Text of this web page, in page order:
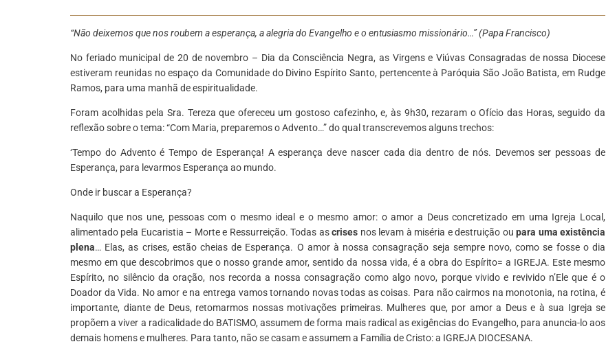
“Não deixemos que nos roubem a esperança, a alegria do Evangelho e o entusiasmo missionário…” (Papa Francisco)
No feriado municipal de 20 de novembro – Dia da Consciência Negra, as Virgens e Viúvas Consagradas de nossa Diocese
estiveram reunidas no espaço da Comunidade do Divino Espírito Santo, pertencente à Paróquia São João Batista, em Rudge
Ramos, para uma manhã de espiritualidade.
Foram acolhidas pela Sra. Tereza que ofereceu um gostoso cafezinho, e, às 9h30, rezaram o Ofício das Horas, seguido da
reflexão sobre o tema: “Com Maria, preparemos o Advento…” do qual transcrevemos alguns trechos:
‘Tempo do Advento é Tempo de Esperança! A esperança deve nascer cada dia dentro de nós. Devemos ser pessoas de
Esperança, para levarmos Esperança ao mundo.
Onde ir buscar a Esperança?
Naquilo que nos une, pessoas com o mesmo ideal e o mesmo amor: o amor a Deus concretizado em uma Igreja Local,
alimentado pela Eucaristia – Morte e Ressurreição. Todas ascrises nos levam à miséria e destruição oupara uma existência
plena… Elas, as crises, estão cheias de Esperança. O amor à nossa consagração seja sempre novo, como se fosse o dia
mesmo em que descobrimos que o nosso grande amor, sentido da nossa vida, é a obra do Espírito= a IGREJA. Este mesmo
Espírito, no silêncio da oração, nos recorda a nossa consagração como algo novo, porque vivido e revivido n’Ele que é o
Doador da Vida. No amor e na entrega vamos tornando novas todas as coisas. Para não cairmos na monotonia, na rotina, é
importante, diante de Deus, retomarmos nossas motivações primeiras. Mulheres que, por amor a Deus e à sua Igreja se
propõem a viver a radicalidade do BATISMO, assumem de forma mais radical as exigências do Evangelho, para anuncia-lo aos
demais homens e mulheres. Para tanto, não se casam e assumem a Família de Cristo: a IGREJA DIOCESANA.